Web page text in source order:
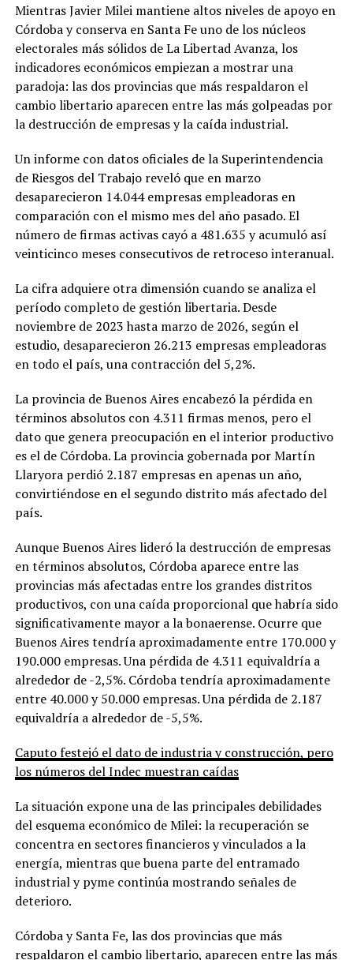
Mientras Javier Milei mantiene altos niveles de apoyo en
Córdoba y conserva en Santa Fe uno de los núcleos
electorales más sólidos de La Libertad Avanza, los
indicadores económicos empiezan a mostrar una
paradoja: las dos provincias que más respaldaron el
cambio libertario aparecen entre las más golpeadas por
la destrucción de empresas y la caída industrial.
Un informe con datos oficiales de la Superintendencia
de Riesgos del Trabajo reveló que en marzo
desaparecieron 14.044 empresas empleadoras en
comparación con el mismo mes del año pasado. El
número de firmas activas cayó a 481.635 y acumuló así
veinticinco meses consecutivos de retroceso interanual.
La cifra adquiere otra dimensión cuando se analiza el
período completo de gestión libertaria. Desde
noviembre de 2023 hasta marzo de 2026, según el
estudio, desaparecieron 26.213 empresas empleadoras
en todo el país, una contracción del 5,2%.
La provincia de Buenos Aires encabezó la pérdida en
términos absolutos con 4.311 firmas menos, pero el
dato que genera preocupación en el interior productivo
es el de Córdoba. La provincia gobernada por Martín
Llaryora perdió 2.187 empresas en apenas un año,
convirtiéndose en el segundo distrito más afectado del
país.
Aunque Buenos Aires lideró la destrucción de empresas
en términos absolutos, Córdoba aparece entre las
provincias más afectadas entre los grandes distritos
productivos, con una caída proporcional que habría sido
significativamente mayor a la bonaerense. Ocurre que
Buenos Aires tendría aproximadamente entre 170.000 y
190.000 empresas. Una pérdida de 4.311 equivaldría a
alrededor de -2,5%. Córdoba tendría aproximadamente
entre 40.000 y 50.000 empresas. Una pérdida de 2.187
equivaldría a alrededor de -5,5%.
Caputo festejó el dato de industria y construcción, pero
los números del Indec muestran caídas
La situación expone una de las principales debilidades
del esquema económico de Milei: la recuperación se
concentra en sectores financieros y vinculados a la
energía, mientras que buena parte del entramado
industrial y pyme continúa mostrando señales de
deterioro.
Córdoba y Santa Fe, las dos provincias que más
respaldaron el cambio libertario, aparecen entre las más